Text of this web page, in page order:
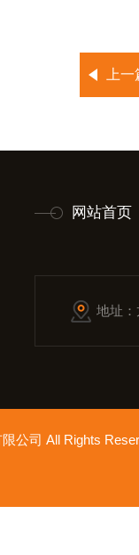
上
网站首页
地址
公司 All Rights